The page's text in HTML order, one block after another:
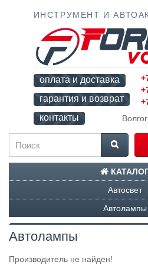
ИНСТРУМЕНТ И
оплата и доставка
гарантия и возврат
контакты
Автосвет
Автолампы
Автолампы
Производитель не найден!